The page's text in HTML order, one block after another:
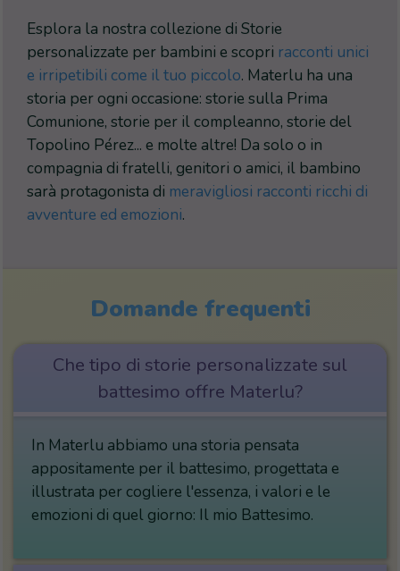
Esplora la nostra collezione di Storie
personalizzate per bambini e scopri racconti unici
e irripetibili come il tuo piccolo. Materlu ha una
storia per ogni occasione: storie sulla Prima
Comunione, storie per il compleanno, storie del
Topolino Pérez... e molte altre! Da solo o in
compagnia di fratelli, genitori o amici, il bambino
sarà protagonista di meravigliosi racconti ricchi di
avventure ed emozioni.
Domande frequenti
Che tipo di storie personalizzate sul
battesimo offre Materlu?
In Materlu abbiamo una storia pensata
appositamente per il battesimo, progettata e
illustrata per cogliere l'essenza, i valori e le
emozioni di quel giorno: Il mio Battesimo.